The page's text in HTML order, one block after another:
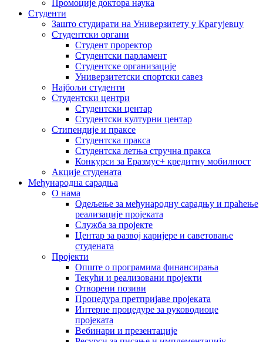
Промоције доктора наука
Студенти
Зашто студирати на Универзитету у Крагујевцу
Студентски органи
Студент проректор
Студентски парламент
Студентске организације
Универзитетски спортски савез
Најбољи студенти
Студентски центри
Студентски центар
Студентски културни центар
Стипендије и праксе
Студентска пракса
Студентска летња стручна пракса
Конкурси за Еразмус+ кредитну мобилност
Акције студената
Међународна сарадња
О нама
Одељење за међународну сарадњу и праћење
реализације пројеката
Служба за пројекте
Центар за развој каријере и саветовање
студената
Пројекти
Опште о програмима финансирања
Текући и реализовани пројекти
Отворени позиви
Процедура претпријаве пројеката
Интерне процедуре за руководиоце
пројеката
Вебинари и презентације